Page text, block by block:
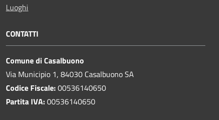
Luoghi
CONTATTI
Comune di Casalbuono
Via Municipio 1, 84030 Casalbuono SA
Codice Fiscale:00536140650
Partita IVA:00536140650